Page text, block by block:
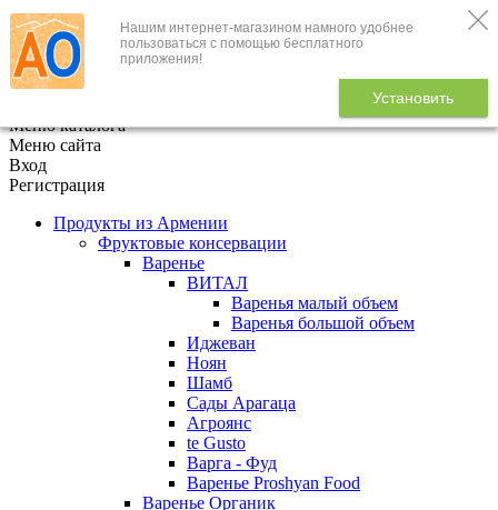
Нашим интернет-магазином намного удобнее
пользоваться с помощью бесплатного
приложения!
Установить
+7 (495) 646-888-1
В корзине
Меню каталога
Меню сайта
Вход
Регистрация
Продукты из Армении
Фруктовые консервации
Варенье
ВИТАЛ
Варенья малый объем
Варенья большой объем
Иджеван
Ноян
Шамб
Сады Арагаца
Агроянс
te Gusto
Варга - Фуд
Варенье Proshyan Food
Варенье Органик